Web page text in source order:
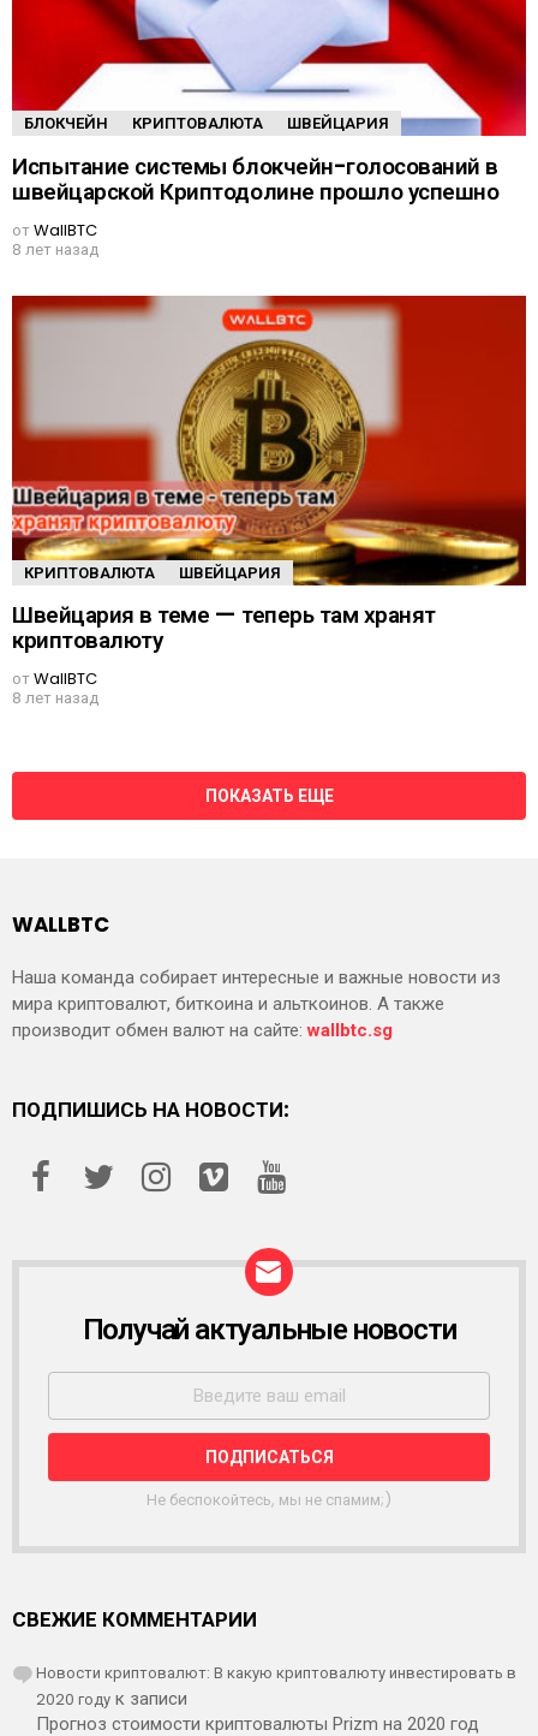
БЛОКЧЕЙН КРИПТОВАЛЮТА ШВЕЙЦАРИЯ
Испытание системы блокчейн-голосований в
швейцарской Криптодолине прошло успешно
отWallBTC
8 лет назад
КРИПТОВАЛЮТА ШВЕЙЦАРИЯ
Швейцария в теме — теперь там хранят
криптовалюту
отWallBTC
8 лет назад
ПОКАЗАТЬ ЕЩЕ
WALLBTC
Наша команда собирает интересные и важные новости из
мира криптовалют, биткоина и альткоинов. А также
производит обмен валют на сайте:wallbtc.sg
ПОДПИШИСЬ НА НОВОСТИ:
С
Ы
Л
К
Получай актуальные новости
Не беспокойтесь, мы не спамим;)
СВЕЖИЕ КОММЕНТАРИИ
Новости криптовалют: В какую криптовалюту инвестировать в
2020 году к записи
Прогноз стоимости криптовалюты Prizm на 2020 год